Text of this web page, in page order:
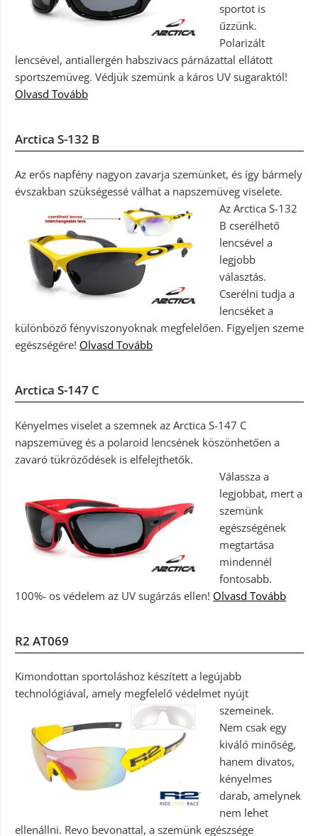
sportot is
űzzünk.
Polarizált
lencsével, antiallergén habszivacs párnázattal ellátott
sportszemüveg. Védjük szemünk a káros UV sugaraktól!
Olvasd Tovább
Arctica S-132 B
Az erős napfény nagyon zavarja szemünket, és így bármely
évszakban szükségessé válhat a napszemüveg viselete.
Az Arctica S-132
B cserélhető
lencsével a
legjobb
választás.
Cserélni tudja a
lencséket a
különböző fényviszonyoknak megfelelően. Figyeljen szeme
egészségére! Olvasd Tovább
Arctica S-147 C
Kényelmes viselet a szemnek az Arctica S-147 C
napszemüveg és a polaroid lencsének köszönhetően a
zavaró tükröződések is elfelejthetők.
Válassza a
legjobbat, mert a
szemünk
egészségének
megtartása
mindennél
fontosabb.
100%- os védelem az UV sugárzás ellen! Olvasd Tovább
R2 AT069
Kimondottan sportoláshoz készített a legújabb
technológiával, amely megfelelő védelmet nyújt
szemeinek.
Nem csak egy
kiváló minőség,
hanem divatos,
kényelmes
darab, amelynek
nem lehet
ellenállni. Revo bevonattal, a szemünk egészsége